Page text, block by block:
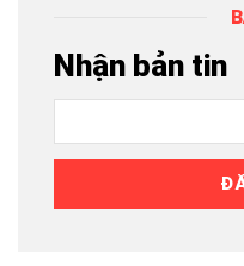
Nhận bản tin